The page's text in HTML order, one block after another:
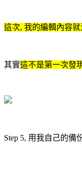
這次, 我的編輯內容
其實這不是第一次發
Step 5, 用我自己的備